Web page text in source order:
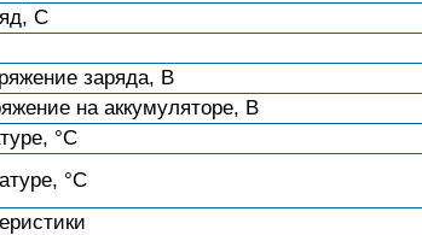
C
заряда, В
на аккумуляторе, В
°С
°С